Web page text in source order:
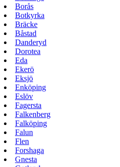
Borås
Botkyrka
Bräcke
Båstad
Danderyd
Dorotea
Eda
Ekerö
Eksjö
Enköping
Eslöv
Fagersta
Falkenberg
Falköping
Falun
Flen
Forshaga
Gnesta